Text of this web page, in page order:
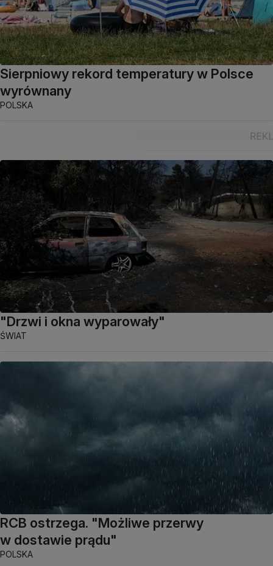
Sierpniowy rekord temperatury w Polsce
wyrównany
POLSKA
"Drzwi i okna wyparowały"
ŚWIAT
RCB ostrzega. "Możliwe przerwy
w dostawie prądu"
POLSKA